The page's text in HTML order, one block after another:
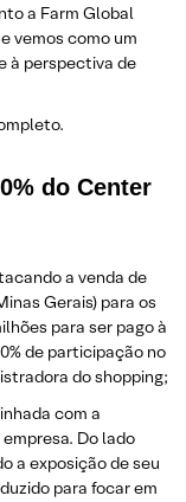
a Farm Global
vemos como um
à perspectiva de
do Center
a venda de
Gerais) para os
para ser pago à
de participação no
do shopping;
com a
Do lado
a exposição de seu
para focar em